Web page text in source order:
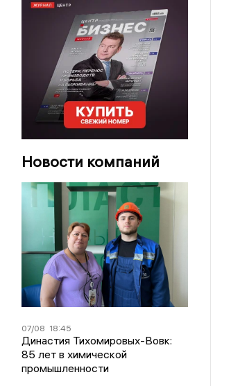
Новости компаний
07/08 18:45
Династия Тихомировых-Вовк:
85 лет в химической
промышленности